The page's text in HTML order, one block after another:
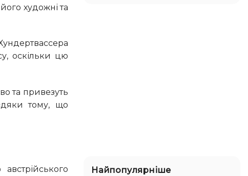
художні та
оскільки цю
тому, що
Найпопулярніше